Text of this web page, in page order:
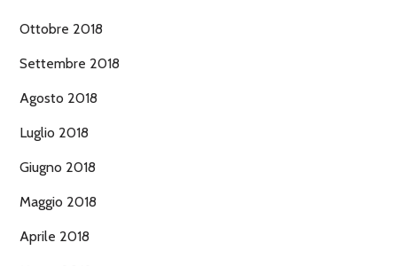
Ottobre 2018
Settembre 2018
Agosto 2018
Luglio 2018
Giugno 2018
Maggio 2018
Aprile 2018